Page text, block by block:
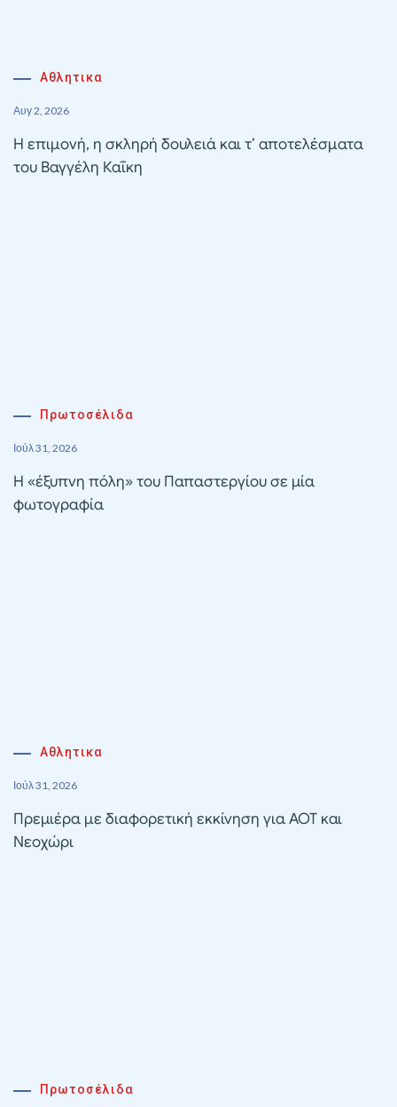
Αθλητικα
Αυγ 2, 2026
Η επιμονή, η σκληρή δουλειά και τ’ αποτελέσματα
του Βαγγέλη Καΐκη
Πρωτοσέλιδα
Ιούλ 31, 2026
Η «έξυπνη πόλη» του Παπαστεργίου σε μία
φωτογραφία
Αθλητικα
Ιούλ 31, 2026
Πρεμιέρα με διαφορετική εκκίνηση για ΑΟΤ και
Νεοχώρι
Πρωτοσέλιδα